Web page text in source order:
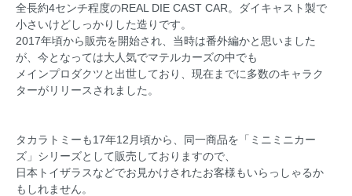
全長約4センチ程度のREAL DIE CAST CAR。ダイキャスト製で
小さいけどしっかりした造りです。
2017年頃から販売を開始され、当時は番外編かと思いました
が、今となっては大人気でマテルカーズの中でも
メインプロダクツと出世しており、現在までに多数のキャラク
ターがリリースされました。
タカラトミーも17年12月頃から、同一商品を「ミニミニカー
ズ」シリーズとして販売しておりますので、
日本トイザラスなどでお見かけされたお客様もいらっしゃるか
もしれません。